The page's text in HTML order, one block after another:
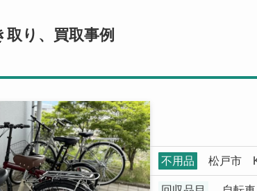
取り、買取事例
不用品 松戸市